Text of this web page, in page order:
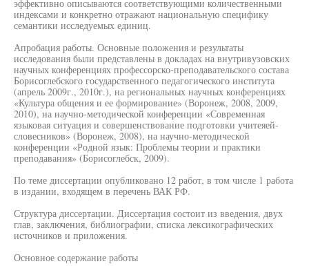
эффективно описываются соответствующими количественными
индексами и конкретно отражают национальную специфику
семантики исследуемых единиц.
Апробация работы. Основные положения и результаты
исследования были представлены в докладах на внутривузовских
научных конференциях профессорско-преподавательского состава
Борисоглебского государственного педагогического института
(апрель 2009г., 2010г.), на региональных научных конференциях
«Культура общения и ее формирование» (Воронеж, 2008, 2009,
2010), на научно-методической конференции «Современная
языковая ситуация и совершенствование подготовки учитеяей-
словесников» (Воронеж, 2008), на научно-методической
конференции «Родной язык: Проблемы теории и практики
преподавания» (Борисоглебск, 2009).
По теме диссертации опубликовано 12 работ, в том числе 1 работа
в издании, входящем в перечень ВАК РФ.
Структура диссертации. Диссертация состоит из введения, двух
глав, заключения, библиографии, списка лексикографических
источников и приложения.
Основное содержание работы